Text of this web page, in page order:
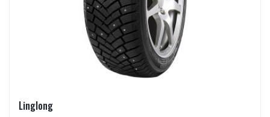
Linglong